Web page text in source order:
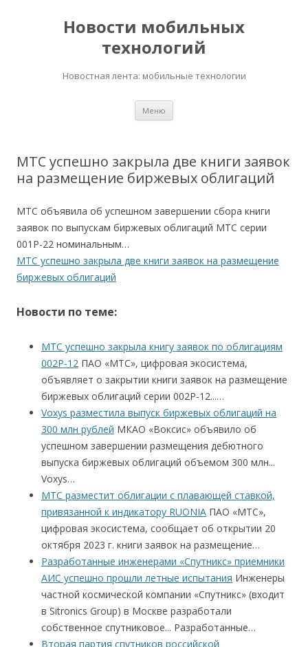
Новости мобильных
технологий
Новостная лента: мобильные технологии
Меню
МТС успешно закрыла две книги заявок
на размещение биржевых облигаций
МТС объявила об успешном завершении сбора книги
заявок по выпускам биржевых облигаций МТС серии
001Р-22 номинальным…
МТС успешно закрыла две книги заявок на размещение
биржевых облигаций
Новости по теме:
МТС успешно закрыла книгу заявок по облигациям
002Р-12 ПАО «МТС», цифровая экосистема,
объявляет о закрытии книги заявок на размещение
биржевых облигаций серии 002Р-12...…
Voxys разместила выпуск биржевых облигаций на
300 млн рублей МКАО «Воксис» объявило об
успешном завершении размещения дебютного
выпуска биржевых облигаций объемом 300 млн...
Voxys…
МТС разместит облигации с плавающей ставкой,
привязанной к индикатору RUONIA ПАО «МТС»,
цифровая экосистема, сообщает об открытии 20
октября 2023 г. книги заявок на размещение…
Разработанные инженерами «Спутникс» приемники
АИС успешно прошли летные испытания Инженеры
частной космической компании «Спутникс» (входит
в Sitronics Group) в Москве разработали
собственное спутниковое... Разработанные…
Вторая партия спутников российской